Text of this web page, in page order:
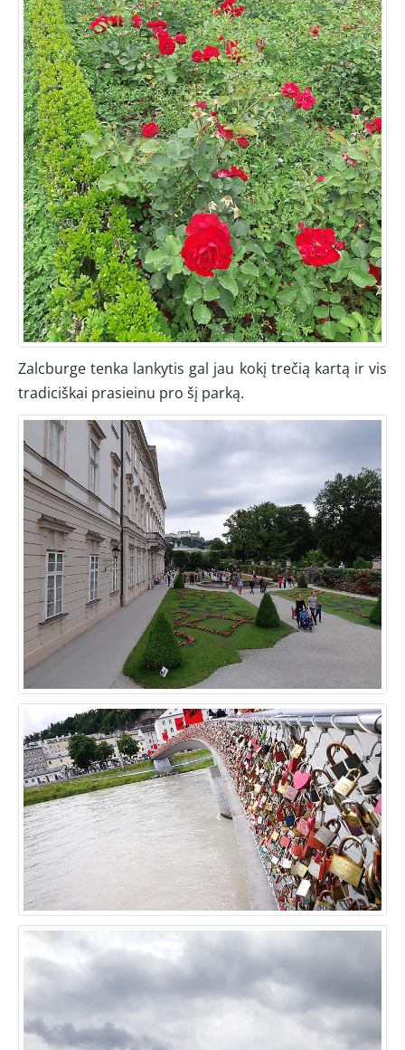
Zalcburge tenka lankytis gal jau kokį trečią kartą ir vis
tradiciškai prasieinu pro šį parką.